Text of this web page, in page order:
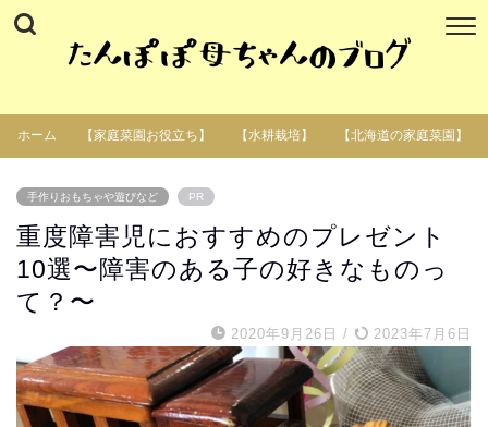
ホーム 【家庭菜園お役立ち】 【水耕栽培】 【北海道の家庭菜園】
手作りおもちゃや遊びなど PR
重度障害児におすすめのプレゼント
10選〜障害のある子の好きなものっ
て？〜
2020年9月26日 / 2023年7月6日